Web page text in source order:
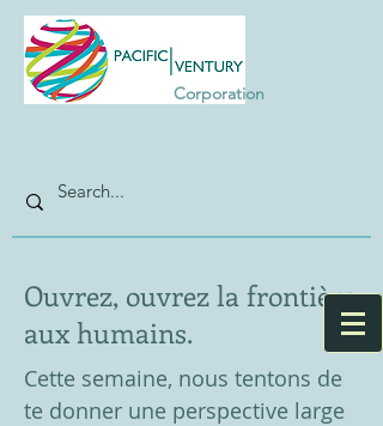
Corporation
Ouvrez, ouvrez la frontière
aux humains.
Cette semaine, nous tentons de
te donner une perspective large